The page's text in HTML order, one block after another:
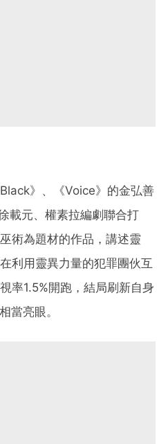
》、《Voice》的金弘善
載元、權素拉編劇聯合打
術為題材的作品，講述靈
利用靈異力量的犯罪團伙互
率1.5%開跑，結局刷新自身
當亮眼。